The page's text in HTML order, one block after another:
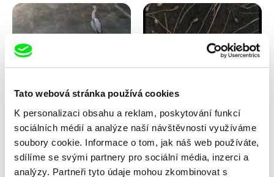
Tato webová stránka používá cookies
K personalizaci obsahu a reklam, poskytování funkcí
sociálních médií a analýze naší návštěvnosti využíváme
soubory cookie. Informace o tom, jak náš web používáte,
sdílíme se svými partnery pro sociální média, inzerci a
analýzy. Partneři tyto údaje mohou zkombinovat s
Berrahma, Flore Dupont,
Laurie Estampes, Quentin
Nory, Hugo Potin
Pod ledem
(Přibylová)
Pohádka z cukřenky